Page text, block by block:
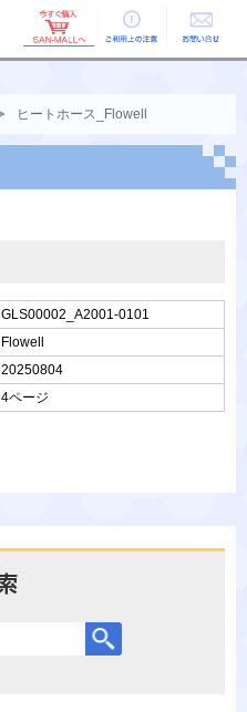
ご利用上の お問い合せ
ヒートホース_Flowell
GLS00002_A2001-0101
Flowell
20250804
4ページ